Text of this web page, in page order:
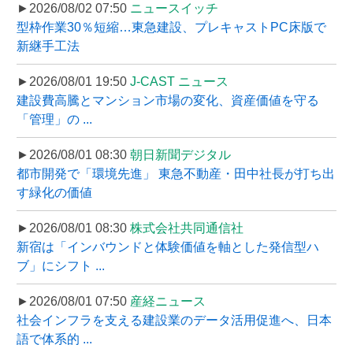
►2026/08/02 07:50 ニュースイッチ
型枠作業30％短縮…東急建設、プレキャストPC床版で
新継手工法
►2026/08/01 19:50 J-CAST ニュース
建設費高騰とマンション市場の変化、資産価値を守る
「管理」の ...
►2026/08/01 08:30 朝日新聞デジタル
都市開発で「環境先進」 東急不動産・田中社長が打ち出
す緑化の価値
►2026/08/01 08:30 株式会社共同通信社
新宿は「インバウンドと体験価値を軸とした発信型ハ
ブ」にシフト ...
►2026/08/01 07:50 産経ニュース
社会インフラを支える建設業のデータ活用促進へ、日本
語で体系的 ...